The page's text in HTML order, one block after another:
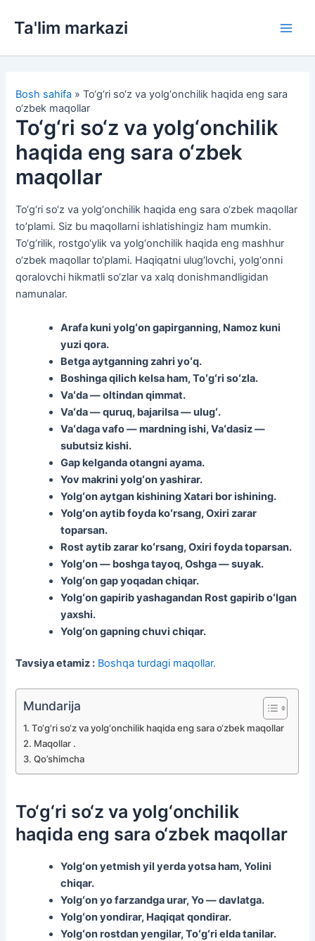
Ta'lim markazi
Bosh sahifa »To‘g‘ri so‘z va yolg‘onchilik haqida eng sara
o‘zbek maqollar
To‘g‘ri so‘z va yolg‘onchilik
haqida eng sara o‘zbek
maqollar
To‘g‘ri so‘z va yolg‘onchilik haqida eng sara o‘zbek maqollar
to’plami. Siz bu maqollarni ishlatishingiz ham mumkin.
To‘g‘rilik, rostgo‘ylik va yolg‘onchilik haqida eng mashhur
o‘zbek maqollar to‘plami. Haqiqatni ulug‘lovchi, yolg‘onni
qoralovchi hikmatli so‘zlar va xalq donishmandligidan
namunalar.
Arafa kuni yolgʻon gapirganning, Namoz kuni
yuzi qora.
Betga aytganning zahri yoʻq.
Boshinga qilich kelsa ham, Toʻgʻri soʻzla.
Vaʻda — oltindan qimmat.
Vaʻda — quruq, bajarilsa — ulugʻ.
Vaʻdaga vafo — mardning ishi, Vaʻdasiz —
subutsiz kishi.
Gap kelganda otangni ayama.
Yov makrini yolgʻon yashirar.
Yolgʻon aytgan kishining Xatari bor ishining.
Yolgʻon aytib foyda koʻrsang, Oxiri zarar
toparsan.
Rost aytib zarar koʻrsang, Oxiri foyda toparsan.
Yolgʻon — boshga tayoq, Oshga — suyak.
Yolgʻon gap yoqadan chiqar.
Yolgʻon gapirib yashagandan Rost gapirib oʻlgan
yaxshi.
Yolgʻon gapning chuvi chiqar.
Tavsiya etamiz : Boshqa turdagi maqollar.
Mundarija
To‘g‘ri so‘z va yolg‘onchilik haqida eng sara o‘zbek maqollar
Maqollar .
Qo’shimcha
To‘g‘ri so‘z va yolg‘onchilik
haqida eng sara o‘zbek maqollar
Yolgʻon yetmish yil yerda yotsa ham, Yolini
chiqar.
Yolgʻon yo farzandga urar, Yo — davlatga.
Yolgʻon yondirar, Haqiqat qondirar.
Yolgʻon rostdan yengilar, Toʻgʻri elda tanilar.